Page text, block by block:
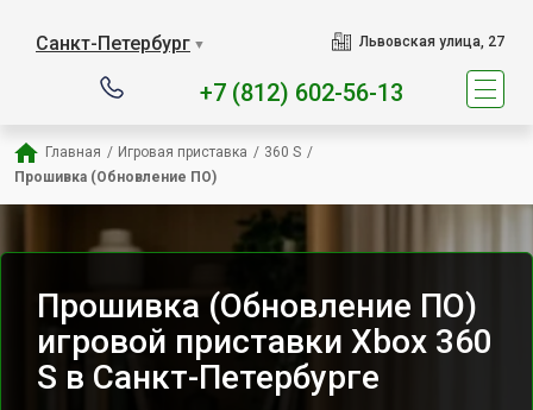
Санкт-Петербург ▼ Львовская улица, 27
+7 (812) 602-56-13
Главная / Игровая приставка / 360 S /
Прошивка (Обновление ПО)
Прошивка (Обновление ПО)
игровой приставки Xbox 360
S в Санкт-Петербурге